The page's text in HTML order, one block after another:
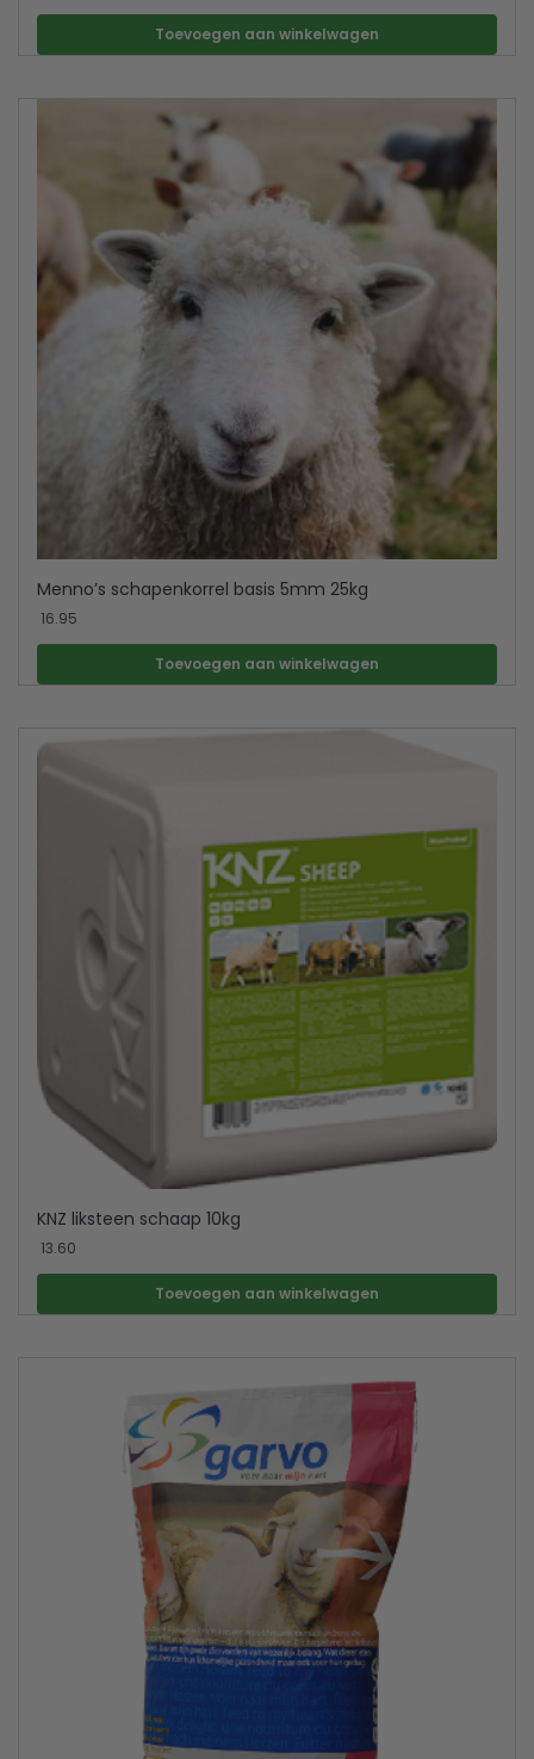
Toevoegen aan winkelwagen
Menno’s schapenkorrel basis 5mm 25kg
16.95
Toevoegen aan winkelwagen
KNZ liksteen schaap 10kg
13.60
Toevoegen aan winkelwagen